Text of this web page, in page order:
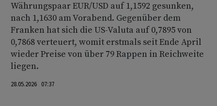
Währungspaar EUR/USD auf 1,1592 gesunken,
nach 1,1630 am Vorabend. Gegenüber dem
Franken hat sich die US-Valuta auf 0,7895 von
0,7868 verteuert, womit erstmals seit Ende April
wieder Preise von über 79 Rappen in Reichweite
liegen.
28.05.2026 07:37